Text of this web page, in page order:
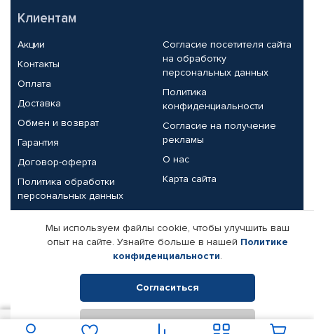
Клиентам
Акции
Контакты
Оплата
Доставка
Обмен и возврат
Гарантия
Договор-оферта
Политика обработки
персональных данных
Согласие посетителя сайта
на обработку
персональных данных
Политика
конфиденциальности
Согласие на получение
рекламы
О нас
Карта сайта
Партнерам
Корпоративным клиентам
Поставщикам
Реквизиты компании
© КАМАЗ ЦЕНТР ДОНЕЦК, 2015-2026. Все права защищены.
Мы используем файлы cookie, чтобы улучшить ваш
опыт на сайте. Узнайте больше в нашей Политике
конфиденциальности.
Согласиться
Отклонить